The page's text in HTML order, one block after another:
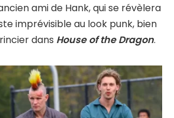
ami de Hank, qui se révèlera
imprévisible au look punk, bien
dans House of the Dragon.